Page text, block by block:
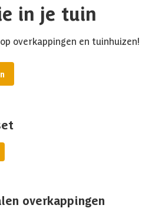
in je tuin
overkappingen en tuinhuizen!
overkappingen